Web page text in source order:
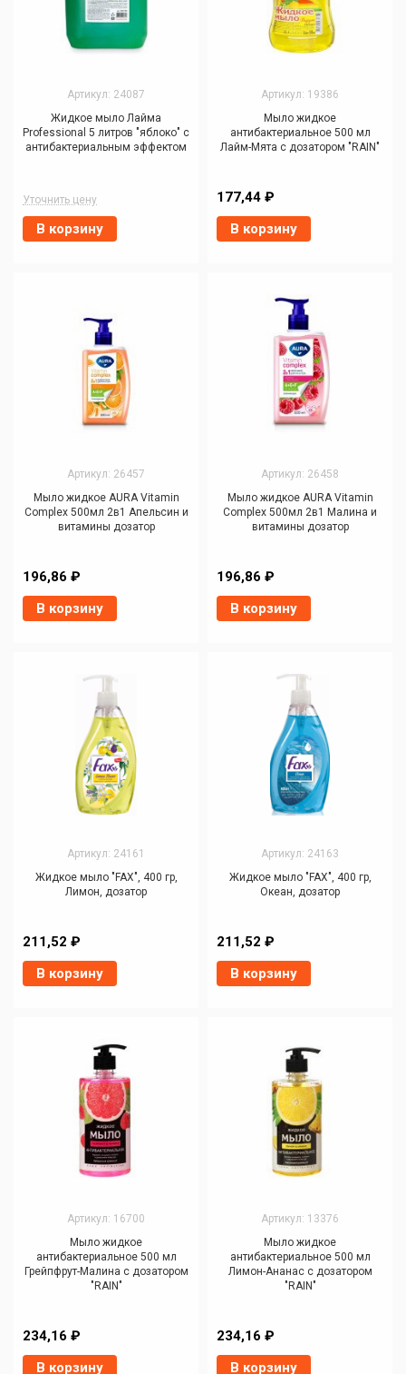
Артикул: 24087
Жидкое мыло Лайма
Professional 5 литров "яблоко" с
антибактериальным эффектом
Уточнить цену
В корзину
Артикул: 19386
Мыло жидкое
антибактериальное 500 мл
Лайм-Мята с дозатором "RAIN"
177,44 ₽
В корзину
Артикул: 26457
Мыло жидкое AURA Vitamin
Complex 500мл 2в1 Апельсин и
витамины дозатор
196,86 ₽
В корзину
Артикул: 26458
Мыло жидкое AURA Vitamin
Complex 500мл 2в1 Малина и
витамины дозатор
196,86 ₽
В корзину
Артикул: 24161
Жидкое мыло "FAX", 400 гр,
Лимон, дозатор
211,52 ₽
В корзину
Артикул: 24163
Жидкое мыло "FAX", 400 гр,
Океан, дозатор
211,52 ₽
В корзину
Артикул: 16700
Мыло жидкое
антибактериальное 500 мл
Грейпфрут-Малина с дозатором
"RAIN"
234,16 ₽
В корзину
Артикул: 13376
Мыло жидкое
антибактериальное 500 мл
Лимон-Ананас с дозатором
"RAIN"
234,16 ₽
В корзину